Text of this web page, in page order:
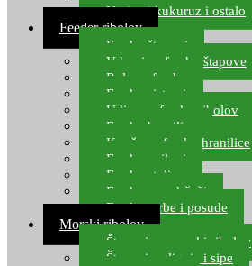
Umjetni kukuruz i ostalo
Feeder ribolov
Feeder štapovi
Vrhovi za feeder štapove
Role za feeder
Feeder sistemi
Udice za feeder ribolov
Feeder hranilice
Kopče za feeder hranilice
Feeder najloni
Feeder stolice
Feeder arm držači
Feeder torbe i posude
Morski ribolov
Štapovi za morski ribolov
Štapovi za lignje i sipe